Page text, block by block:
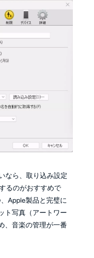
なら、取り込み設定
るのがおすすめで
Apple製品と完璧に
ト写真（アートワー
、音楽の管理が一番